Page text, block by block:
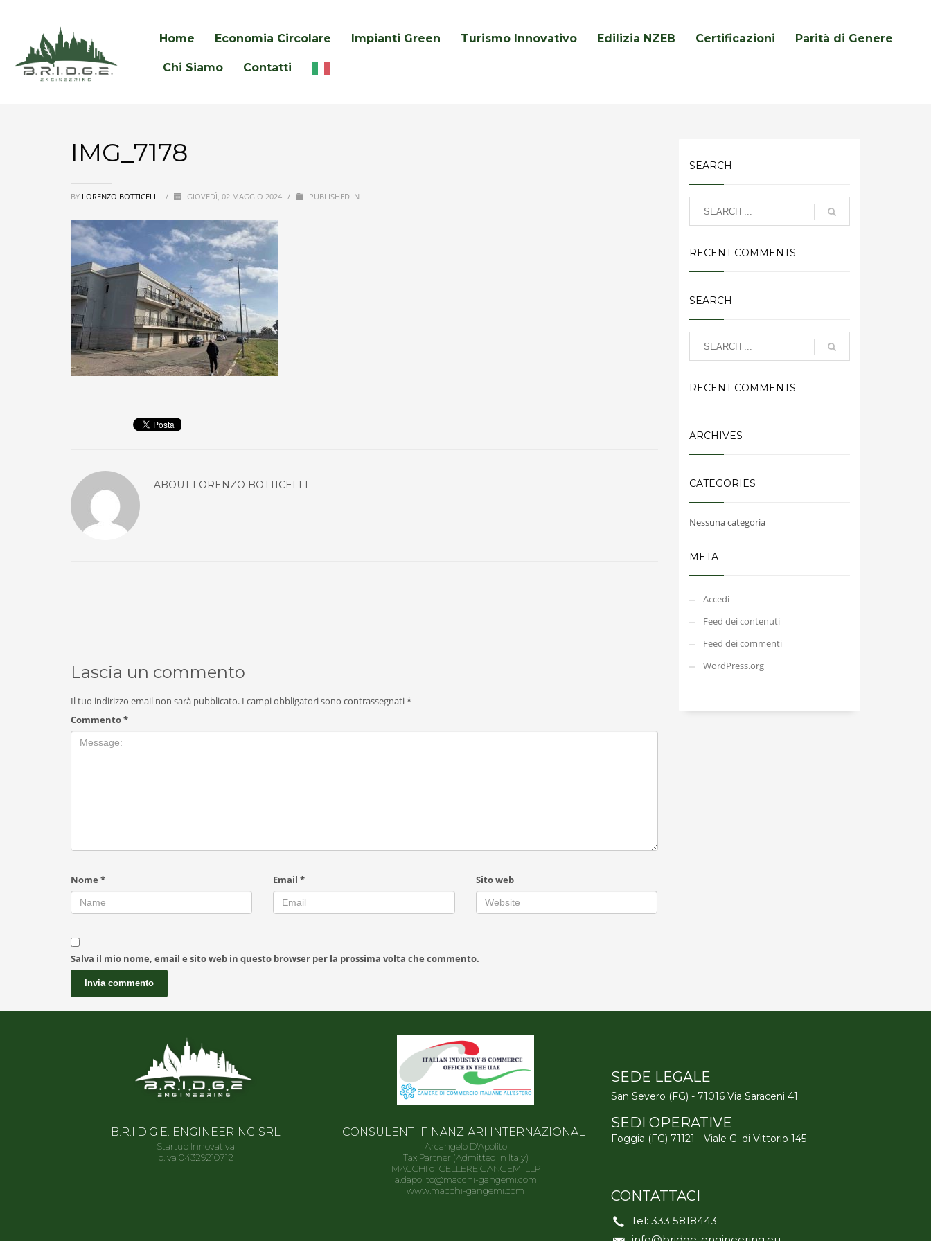
Home Economia Circolare Impianti Green Turismo Innovativo Edilizia NZEB Certificazioni Parità di Genere
Chi Siamo Contatti
IMG_7178
BY LORENZO BOTTICELLI / GIOVEDÌ, 02 MAGGIO 2024 / PUBLISHED IN
ABOUT LORENZO BOTTICELLI
Lascia un commento
Il tuo indirizzo email non sarà pubblicato. I campi obbligatori sono contrassegnati*
Commento*
Nome * Email* Sito web
Salva il mio nome, email e sito web in questo browser per la prossima volta che commento.
SEARCH
RECENT COMMENTS
SEARCH
RECENT COMMENTS
ARCHIVES
CATEGORIES
Nessuna categoria
META
Accedi
Feed dei contenuti
Feed dei commenti
WordPress.org
B.R.I.D.G.E. ENGINEERING SRL
Startup Innovativa
p.iva 04329210712
CONSULENTI FINANZIARI INTERNAZIONALI
Arcangelo D'Apolito
Tax Partner (Admitted in Italy)
MACCHI di CELLERE GANGEMI LLP
a.dapolito@macchi-gangemi.com
www.macchi-gangemi.com
SEDE LEGALE
San Severo (FG) - 71016 Via Saraceni 41
SEDI OPERATIVE
Foggia (FG) 71121 - Viale G. di Vittorio 145
CONTATTACI
Tel: 333 5818443